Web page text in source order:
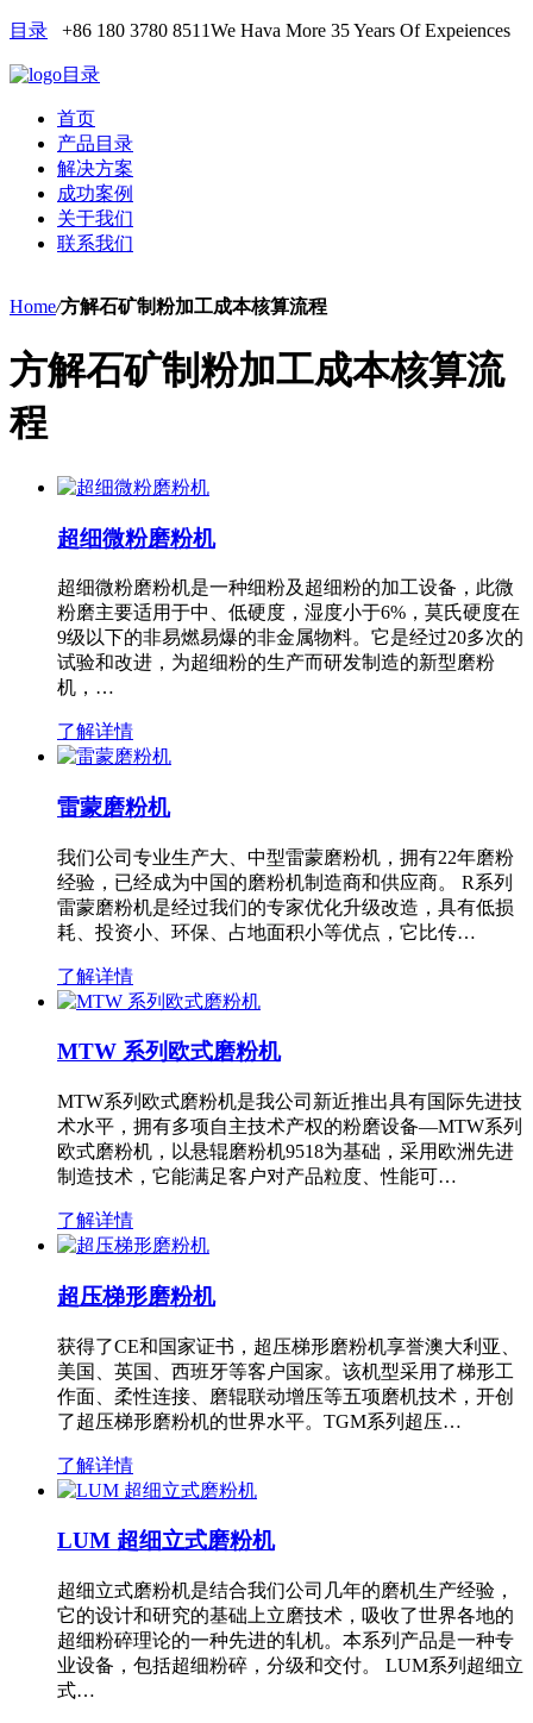
目录 +86 180 3780 8511We Hava More 35 Years Of Expeiences
目录
首页
产品目录
解决方案
成功案例
关于我们
联系我们
Home/方解石矿制粉加工成本核算流程
方解石矿制粉加工成本核算流
程
超细微粉磨粉机
超细微粉磨粉机是一种细粉及超细粉的加工设备，此微
粉磨主要适用于中、低硬度，湿度小于6%，莫氏硬度在
9级以下的非易燃易爆的非金属物料。它是经过20多次的
试验和改进，为超细粉的生产而研发制造的新型磨粉
机，…
了解详情
雷蒙磨粉机
我们公司专业生产大、中型雷蒙磨粉机，拥有22年磨粉
经验，已经成为中国的磨粉机制造商和供应商。 R系列
雷蒙磨粉机是经过我们的专家优化升级改造，具有低损
耗、投资小、环保、占地面积小等优点，它比传…
了解详情
MTW 系列欧式磨粉机
MTW系列欧式磨粉机是我公司新近推出具有国际先进技
术水平，拥有多项自主技术产权的粉磨设备—MTW系列
欧式磨粉机，以悬辊磨粉机9518为基础，采用欧洲先进
制造技术，它能满足客户对产品粒度、性能可…
了解详情
超压梯形磨粉机
获得了CE和国家证书，超压梯形磨粉机享誉澳大利亚、
美国、英国、西班牙等客户国家。该机型采用了梯形工
作面、柔性连接、磨辊联动增压等五项磨机技术，开创
了超压梯形磨粉机的世界水平。TGM系列超压…
了解详情
LUM 超细立式磨粉机
超细立式磨粉机是结合我们公司几年的磨机生产经验，
它的设计和研究的基础上立磨技术，吸收了世界各地的
超细粉碎理论的一种先进的轧机。本系列产品是一种专
业设备，包括超细粉碎，分级和交付。 LUM系列超细立
式…